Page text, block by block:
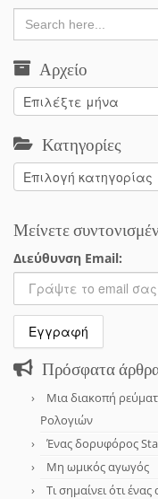
Search
for:
Αρχείο
Αρχείο
Κατηγορίες
Κατηγορίες
Μείνετε
Διεύθυνση Email:
Πρόσφατα
Μια διακοπή
Ρολογιών
Ένας δορυφόρος
Μη ωμικός αγωγός
Τι σημαίνει ότι